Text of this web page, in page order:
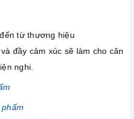
đến từ thương hiệu
đầy cảm xúc sẽ làm cho căn
nghi.